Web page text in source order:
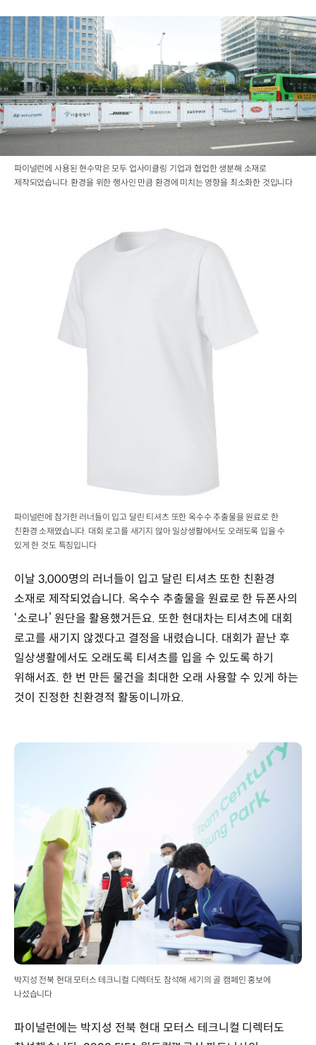
파이널런에 사용된 현수막은 모두 업사이클링 기업과 협업한 생분해 소재로
제작되었습니다. 환경을 위한 행사인 만큼 환경에 미치는 영향을 최소화한 것입니다
파이널런에 참가한 러너들이 입고 달린 티셔츠 또한 옥수수 추출물을 원료로 한
친환경 소재였습니다. 대회 로고를 새기지 않아 일상생활에서도 오래도록 입을 수
있게 한 것도 특징입니다
이날 3,000명의 러너들이 입고 달린 티셔츠 또한 친환경
소재로 제작되었습니다. 옥수수 추출물을 원료로 한 듀폰사의
‘소로나’ 원단을 활용했거든요. 또한 현대차는 티셔츠에 대회
로고를 새기지 않겠다고 결정을 내렸습니다. 대회가 끝난 후
일상생활에서도 오래도록 티셔츠를 입을 수 있도록 하기
위해서죠. 한 번 만든 물건을 최대한 오래 사용할 수 있게 하는
것이 진정한 친환경적 활동이니까요.
박지성 전북 현대 모터스 테크니컬 디렉터도 참석해 세기의 골 캠페인 홍보에
나섰습니다
파이널런에는 박지성 전북 현대 모터스 테크니컬 디렉터도